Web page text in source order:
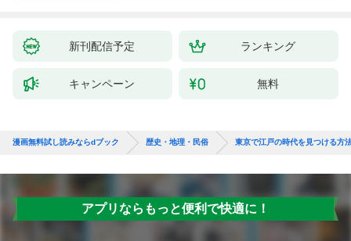
新刊配信予定 ランキング
キャンペーン 無料
漫画無料試し読みならdブック 歴史・地理・民俗 東京で江戸の時代を見つける方
アプリならもっと便利で快適に！